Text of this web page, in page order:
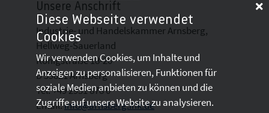
Unsere Anschrift
Industrie- und Handelskammer Arnsberg,
Hellweg-Sauerland
Königstraße 18-20
D 59821 Arnsberg
Tel: +49 2931 878 0
Email:info@arnsberg.ihk.de
Diese Webseite verwendet
Cookies
Wir verwenden Cookies, um Inhalte und
Anzeigen zu personalisieren, Funktionen für
soziale Medien anbieten zu können und die
Zugriffe auf unsere Website zu analysieren.